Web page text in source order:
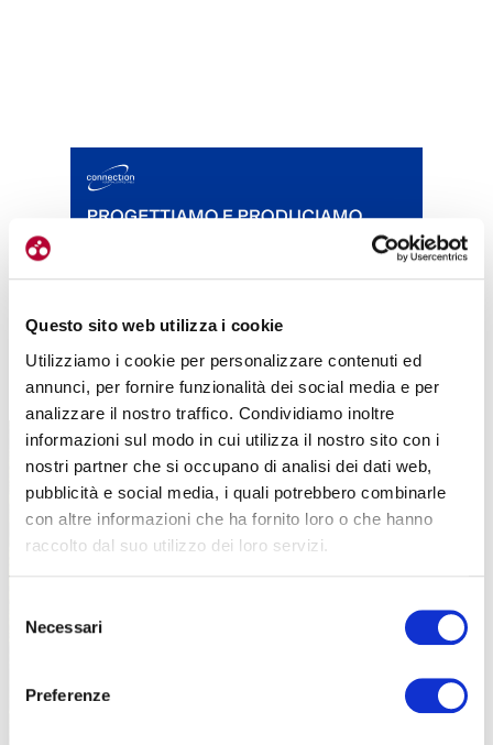
Questo sito web utilizza i cookie
Utilizziamo i cookie per personalizzare contenuti ed
annunci, per fornire funzionalità dei social media e per
analizzare il nostro traffico. Condividiamo inoltre
informazioni sul modo in cui utilizza il nostro sito con i
nostri partner che si occupano di analisi dei dati web,
pubblicità e social media, i quali potrebbero combinarle
con altre informazioni che ha fornito loro o che hanno
raccolto dal suo utilizzo dei loro servizi.
delNecessari
Preferenze
TUTTE LE CATEGORIE DEL MAGAZINE